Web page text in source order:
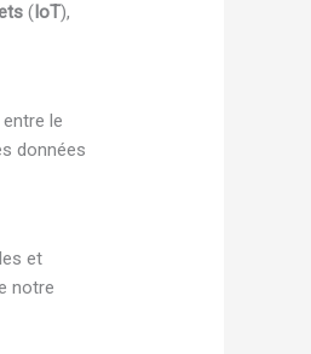
(IoT),
le
données
et
notre